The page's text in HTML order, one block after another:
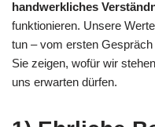
handwerkliches
funktionieren. Unsere
tun – vom ersten
Sie zeigen, wofür wir
uns erwarten dürfen.